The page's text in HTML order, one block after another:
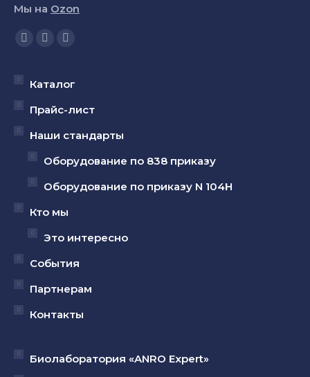
Мы на Ozon
Ищите нас:
Страница
открывается
новом
окне
Страница
открывается
новом
окне
Страница
открывается
новом
окне
Каталог
Прайс-лист
Наши стандарты
Оборудование по 838 приказу
Оборудование по приказу N 104Н
Кто мы
Это интересно
События
Партнерам
Контакты
Биолаборатория «ANRO Expert»